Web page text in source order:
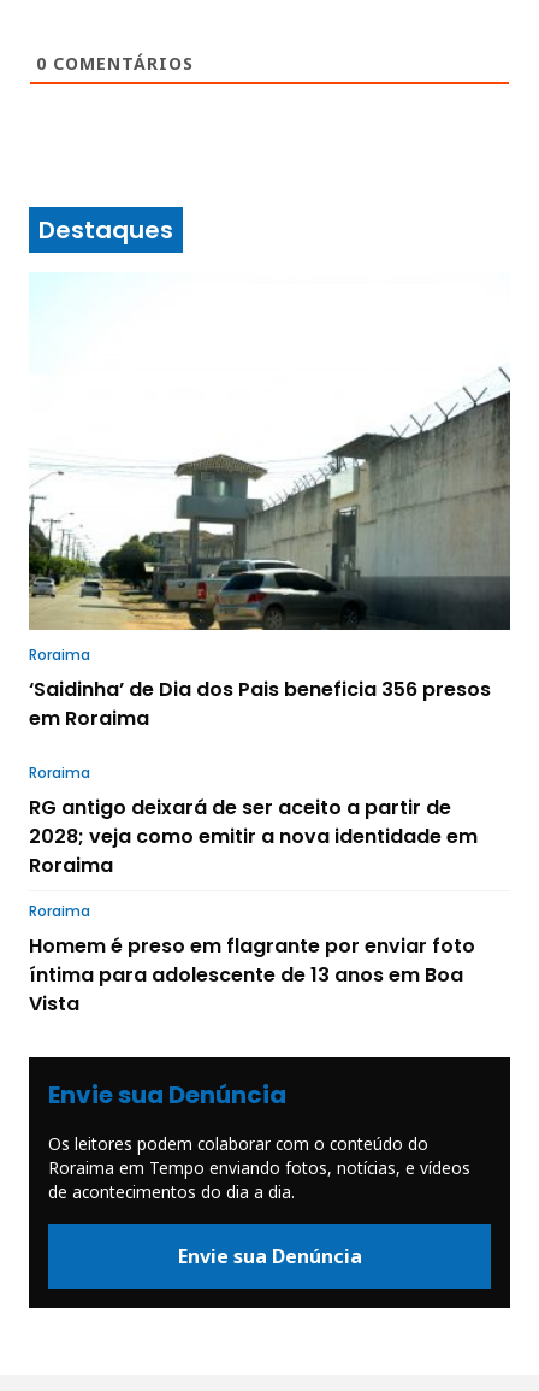
0 COMENTÁRIOS
Destaques
Roraima
‘Saidinha’ de Dia dos Pais beneficia 356 presos
em Roraima
Roraima
RG antigo deixará de ser aceito a partir de
2028; veja como emitir a nova identidade em
Roraima
Roraima
Homem é preso em flagrante por enviar foto
íntima para adolescente de 13 anos em Boa
Vista
Envie sua Denúncia
Os leitores podem colaborar com o conteúdo do
Roraima em Tempo enviando fotos, notícias, e vídeos
de acontecimentos do dia a dia.
Envie sua Denúncia